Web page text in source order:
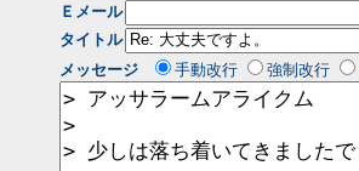
Ｅメール
タイトル
メッセージ
手動改行 強制改行